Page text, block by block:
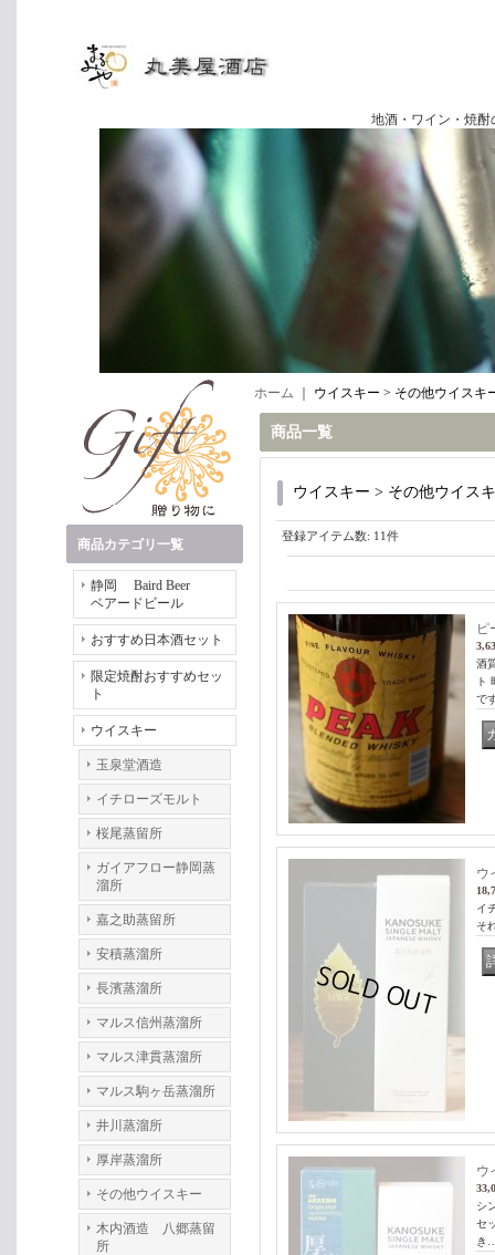
地酒・ワイン・焼酎の専門店
商品カテゴリ一覧
静岡 Baird Beer
ベアードビール
おすすめ日本酒セット
限定焼酎おすすめセッ
ト
ウイスキー
玉泉堂酒造
イチローズモルト
桜尾蒸留所
ガイアフロー静岡蒸
溜所
嘉之助蒸留所
安積蒸溜所
長濱蒸溜所
マルス信州蒸溜所
マルス津貫蒸溜所
マルス駒ヶ岳蒸溜所
井川蒸溜所
厚岸蒸溜所
その他ウイスキー
木内酒造 八郷蒸留
所
ホーム ウイスキー > その他ウイスキ
商品一覧
ウイスキー > その他ウイス
登録アイテム数: 11件
酒
ト
で
ウ
イ
そ
ウ
シ
セ
き